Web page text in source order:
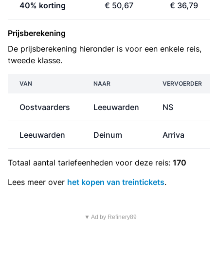
40% korting € 50,67 € 36,79
Prijsberekening
De prijsberekening hieronder is voor een enkele reis,
tweede klasse.
VAN NAAR VERVOERDER
Oostvaarders Leeuwarden NS
Leeuwarden Deinum Arriva
Totaal aantal tariefeenheden voor deze reis: 170
Lees meer over het kopen van treintickets.
▼ Ad by Refinery89